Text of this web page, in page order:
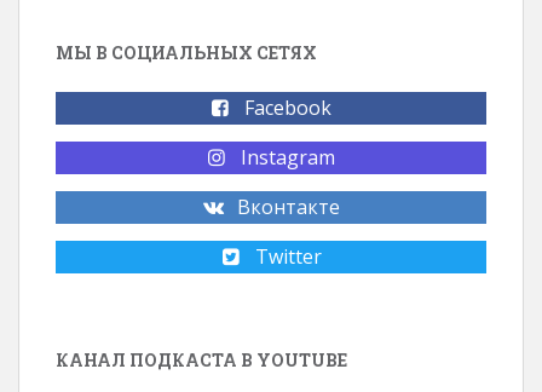
МЫ В СОЦИАЛЬНЫХ СЕТЯХ
Facebook
Instagram
Вконтакте
Twitter
КАНАЛ ПОДКАСТА В YOUTUBE